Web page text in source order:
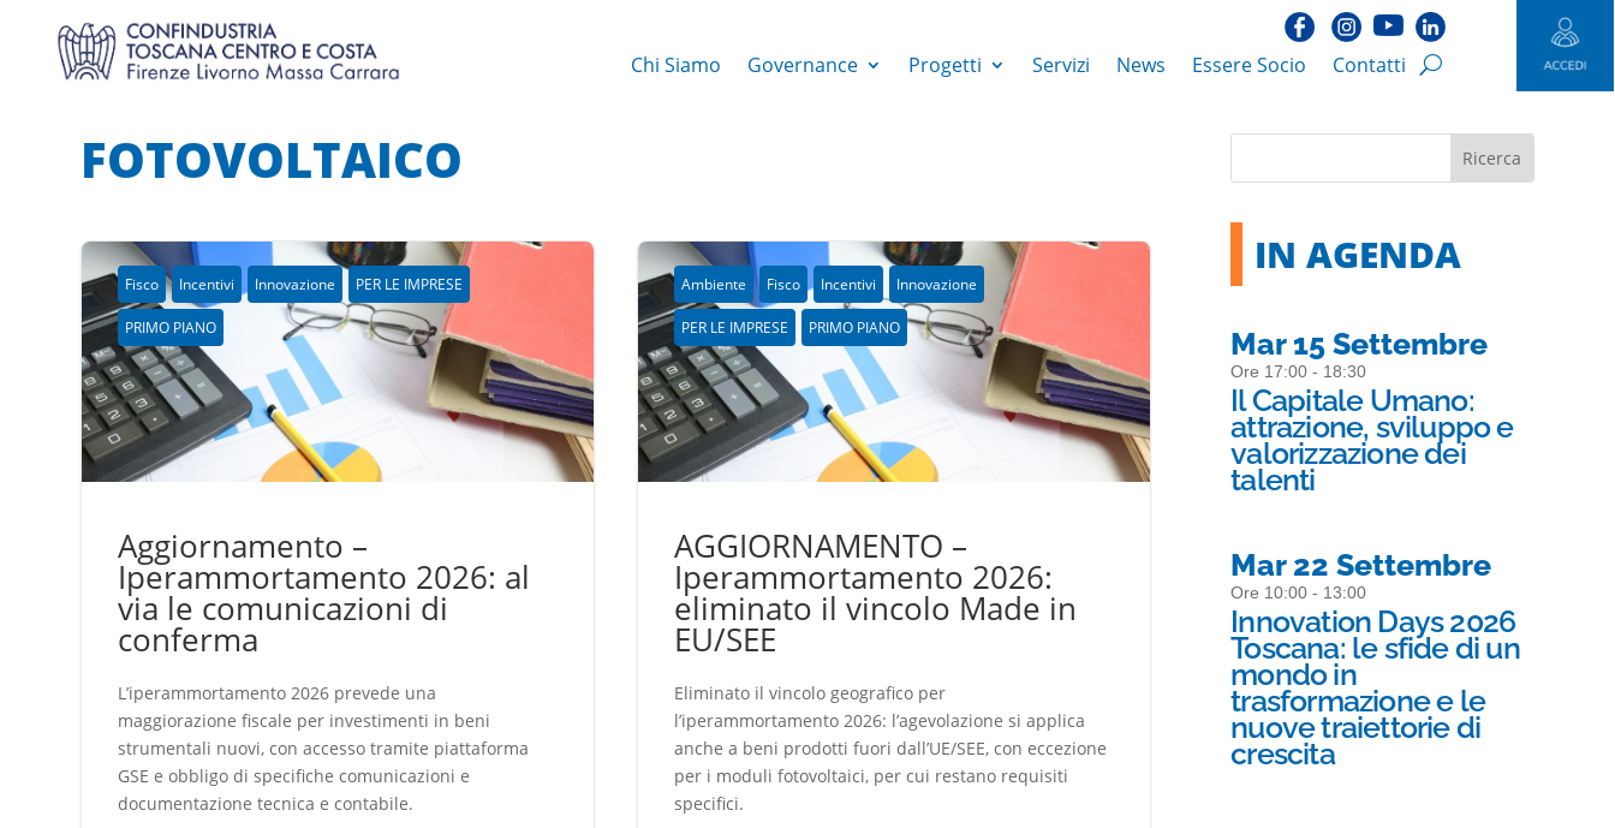
Chi Siamo Governance Progetti Servizi News Essere Socio Contatti
FOTOVOLTAICO
Fisco Incentivi Innovazione PER LE IMPRESE
PRIMO PIANO
Aggiornamento –
Iperammortamento 2026: al
via le comunicazioni di
conferma
L’iperammortamento 2026 prevede una
maggiorazione fiscale per investimenti in beni
strumentali nuovi, con accesso tramite piattaforma
GSE e obbligo di specifiche comunicazioni e
documentazione tecnica e contabile.
Ambiente Fisco Incentivi Innovazione
PER LE IMPRESE PRIMO PIANO
AGGIORNAMENTO –
Iperammortamento 2026:
eliminato il vincolo Made in
EU/SEE
Eliminato il vincolo geografico per
l’iperammortamento 2026: l’agevolazione si applica
anche a beni prodotti fuori dall’UE/SEE, con eccezione
per i moduli fotovoltaici, per cui restano requisiti
specifici.
IN AGENDA
Mar 15 Settembre
Ore 17:00 - 18:30
Il Capitale Umano:
attrazione, sviluppo e
valorizzazione dei
talenti
Mar 22 Settembre
Ore 10:00 - 13:00
Innovation Days 2026
Toscana: le sfide di un
mondo in
trasformazione e le
nuove traiettorie di
crescita